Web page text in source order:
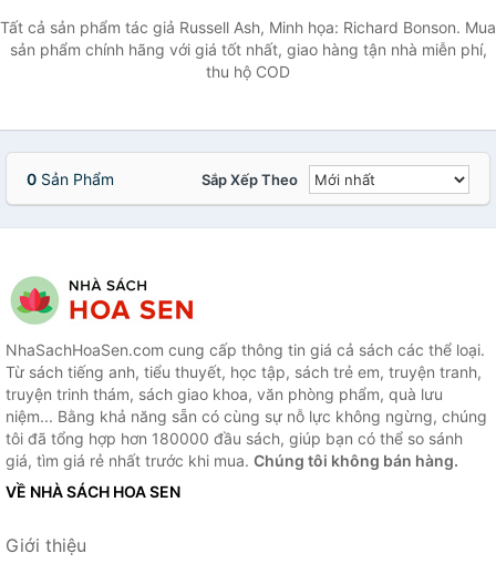
Tất cả sản phẩm tác giả Russell Ash, Minh họa: Richard Bonson. Mua
sản phẩm chính hãng với giá tốt nhất, giao hàng tận nhà miễn phí,
thu hộ COD
0 Sản Phẩm Sắp Xếp Theo
NhaSachHoaSen.com cung cấp thông tin giá cả sách các thể loại.
Từ sách tiếng anh, tiểu thuyết, học tập, sách trẻ em, truyện tranh,
truyện trinh thám, sách giao khoa, văn phòng phẩm, quà lưu
niệm... Bằng khả năng sẵn có cùng sự nỗ lực không ngừng, chúng
tôi đã tổng hợp hơn 180000 đầu sách, giúp bạn có thể so sánh
giá, tìm giá rẻ nhất trước khi mua. Chúng tôi không bán hàng.
VỀ NHÀ SÁCH HOA SEN
Giới thiệu